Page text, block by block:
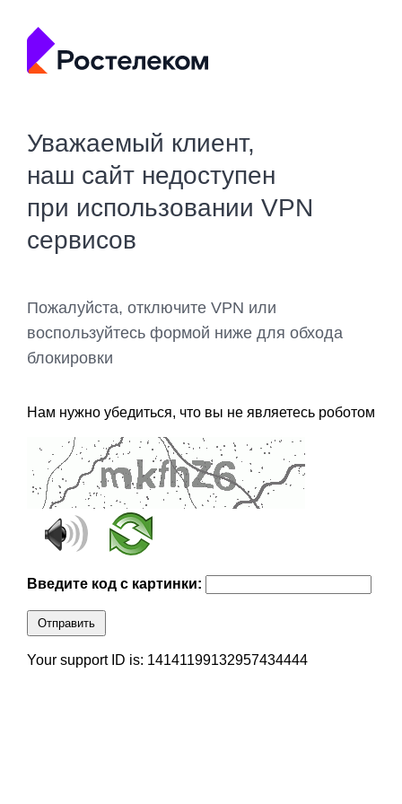
Уважаемый клиент,
наш сайт недоступен
при использовании VPN
сервисов
Пожалуйста, отключите VPN или
воспользуйтесь формой ниже для обхода
блокировки
Нам нужно убедиться, что вы не являетесь роботом
Введите код с картинки:
Отправить
Your support ID is: 14141199132957434444